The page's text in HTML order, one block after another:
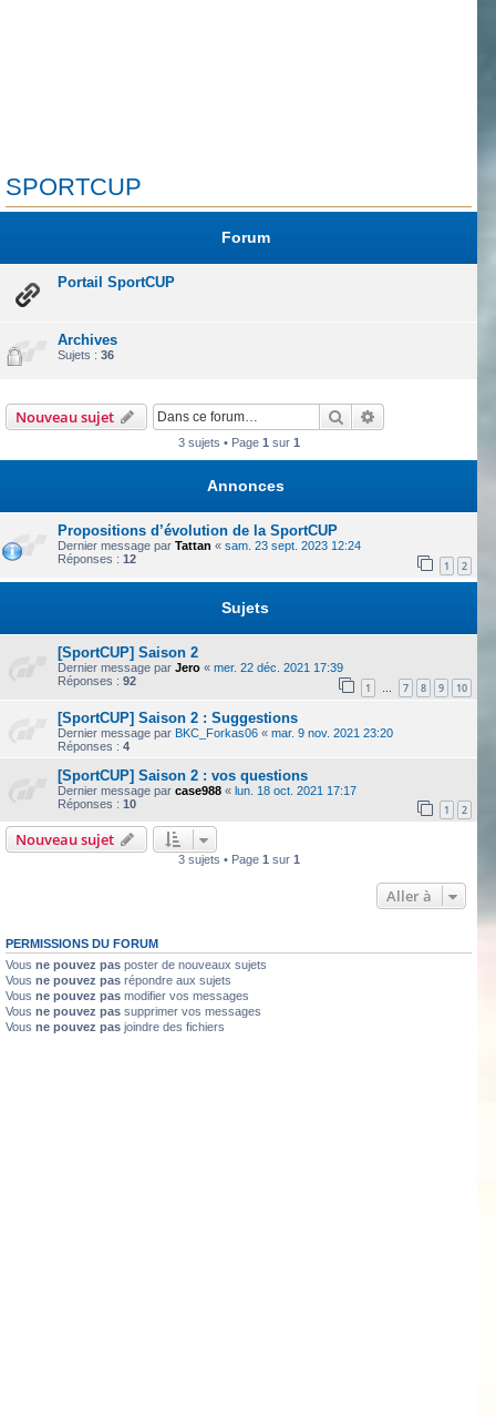
SPORTCUP
Forum
Portail SportCUP
Archives
Sujets : 36
Nouveau sujet Rechercher
3 sujets • Page 1 sur 1
Annonces
Propositions d’évolution de la SportCUP
Dernier message par Tattan « sam. 23 sept. 2023 12:24
Réponses : 12 1 2
Sujets
[SportCUP] Saison 2
Dernier message par Jero « mer. 22 déc. 2021 17:39
Réponses : 92 1 … 7 8 9 10
[SportCUP] Saison 2 : Suggestions
Dernier message par BKC_Forkas06 « mar. 9 nov. 2021 23:20
Réponses : 4
[SportCUP] Saison 2 : vos questions
Dernier message par case988 « lun. 18 oct. 2021 17:17
Réponses : 10 1 2
Nouveau sujet
3 sujets • Page 1 sur 1
Aller à
PERMISSIONS DU FORUM
Vous ne pouvez pas poster de nouveaux sujets
Vous ne pouvez pas répondre aux sujets
Vous ne pouvez pas modifier vos messages
Vous ne pouvez pas supprimer vos messages
Vous ne pouvez pas joindre des fichiers